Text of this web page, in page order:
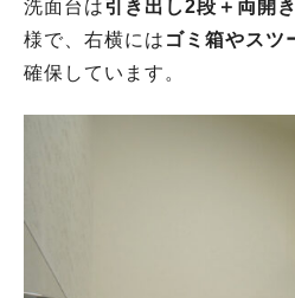
洗面台は引き出し2段＋両開
様で、右横には ゴミ箱やスツ
確保しています。